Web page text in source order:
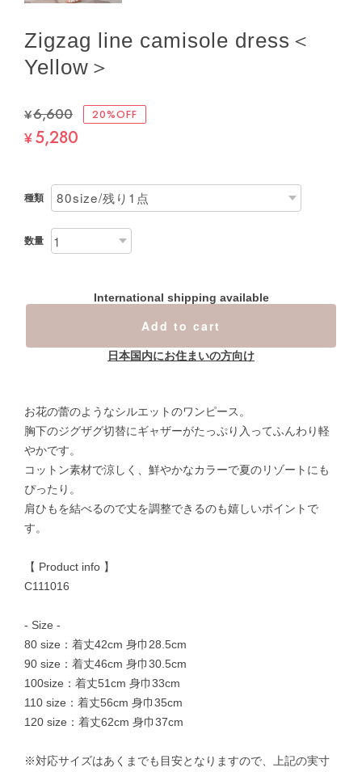
Zigzag line camisole dress＜
Yellow＞
¥6,600 20%OFF
¥5,280
種類
数量
International shipping available
Add to cart
日本国内にお住まいの方向け
お花の蕾のようなシルエットのワンピース。
胸下のジグザグ切替にギャザーがたっぷり入ってふんわり軽
やかです。
コットン素材で涼しく、鮮やかなカラーで夏のリゾートにも
ぴったり。
肩ひもを結べるので丈を調整できるのも嬉しいポイントで
す。
【 Product info 】
C111016
- Size -
80 size：着丈42cm 身巾28.5cm
90 size：着丈46cm 身巾30.5cm
100size：着丈51cm 身巾33cm
110 size：着丈56cm 身巾35cm
120 size：着丈62cm 身巾37cm
※対応サイズはあくまでも目安となりますので、上記の実寸